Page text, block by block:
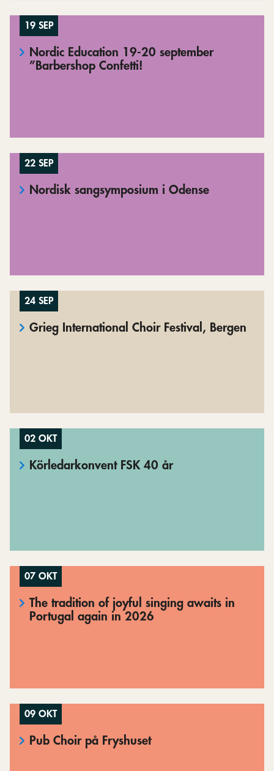
19 SEP
Nordic Education 19-20 september
”Barbershop Confetti!
22 SEP
Nordisk sangsymposium i Odense
24 SEP
Grieg International Choir Festival, Bergen
02 OKT
Körledarkonvent FSK 40 år
07 OKT
The tradition of joyful singing awaits in
Portugal again in 2026
09 OKT
Pub Choir på Fryshuset